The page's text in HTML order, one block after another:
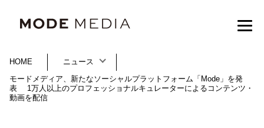
HOME
ニュース
モードメディア、新たなソーシャルプラットフォーム「Mode」を発
表 1万人以上のプロフェッショナルキュレーターによるコンテンツ・
動画を配信